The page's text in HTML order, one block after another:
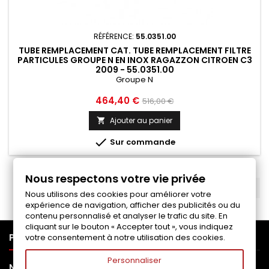
RÉFÉRENCE: 55.0351.00
TUBE REMPLACEMENT CAT. TUBE REMPLACEMENT FILTRE
PARTICULES GROUPE N EN INOX RAGAZZON CITROEN C3
2009 - 55.0351.00
Groupe N
Prix
464,40 € Prix
de
base
516,00 €
 Ajouter au panier
 Sur commande
PRODUITS
Nous respectons votre vie privée
Nous utilisons des cookies pour améliorer votre
expérience de navigation, afficher des publicités ou du
contenu personnalisé et analyser le trafic du site. En
cliquant sur le bouton « Accepter tout », vous indiquez
votre consentement à notre utilisation des cookies.
Personnaliser